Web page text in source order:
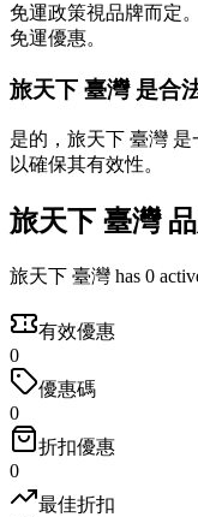
免運政策視品牌而定
免運優惠。
旅天下 臺灣 是合
是的，旅天下 臺灣
以確保其有效性。
旅天下 臺灣
旅天下 臺灣 has 0
有效優惠
0
優惠碼
0
折扣優惠
0
最佳折扣